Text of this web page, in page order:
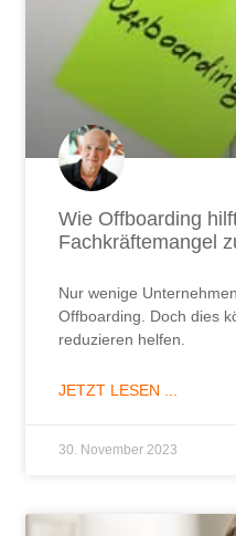
Wie Offboarding
Fachkräftemangel
Nur wenige
Offboarding. Doch dies
reduzieren helfen.
JETZT LESEN ...
30. November 2023